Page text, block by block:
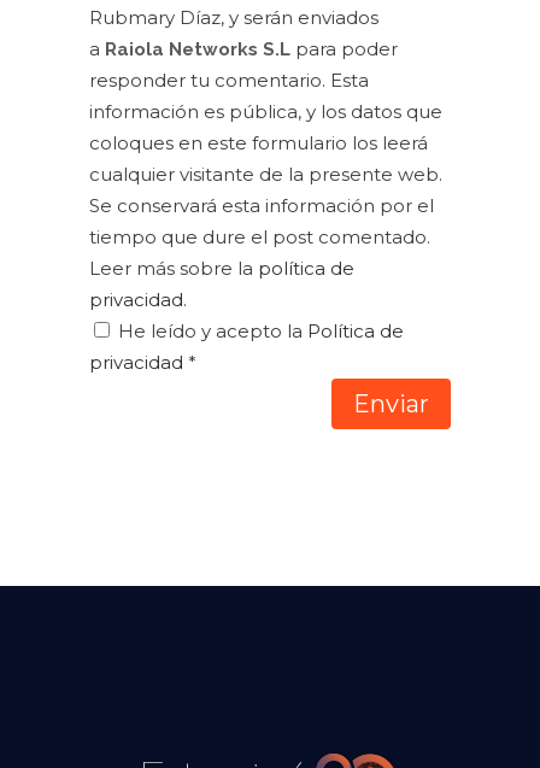
Rubmary Díaz, y serán enviados
a Raiola Networks S.L para poder
responder tu comentario. Esta
información es pública, y los datos que
coloques en este formulario los leerá
cualquier visitante de la presente web.
Se conservará esta información por el
tiempo que dure el post comentado.
Leer más sobre la política de
privacidad.
He leído y acepto la Política de
privacidad *